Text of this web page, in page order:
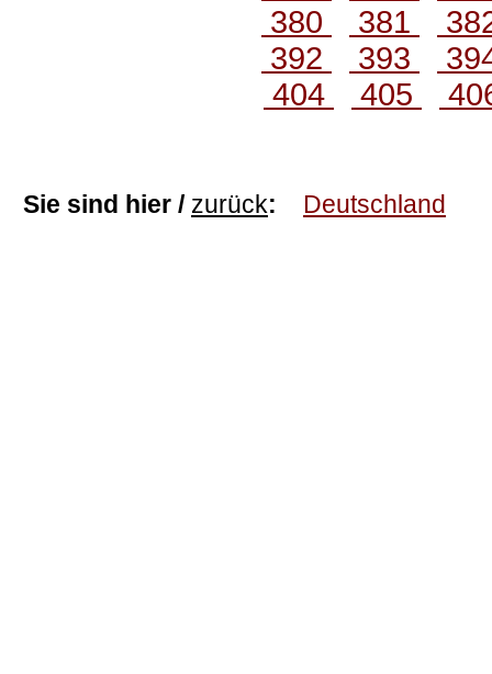
380
381
392
393
404
405
Sie sind hier / zurück: Deutschland